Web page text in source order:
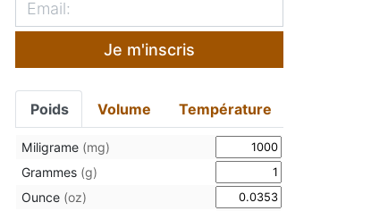
Je m'inscris
Poids Volume Température
Miligrame (mg)
Grammes (g)
Ounce (oz)